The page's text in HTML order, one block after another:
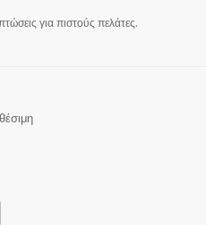
για πιστούς πελάτες.